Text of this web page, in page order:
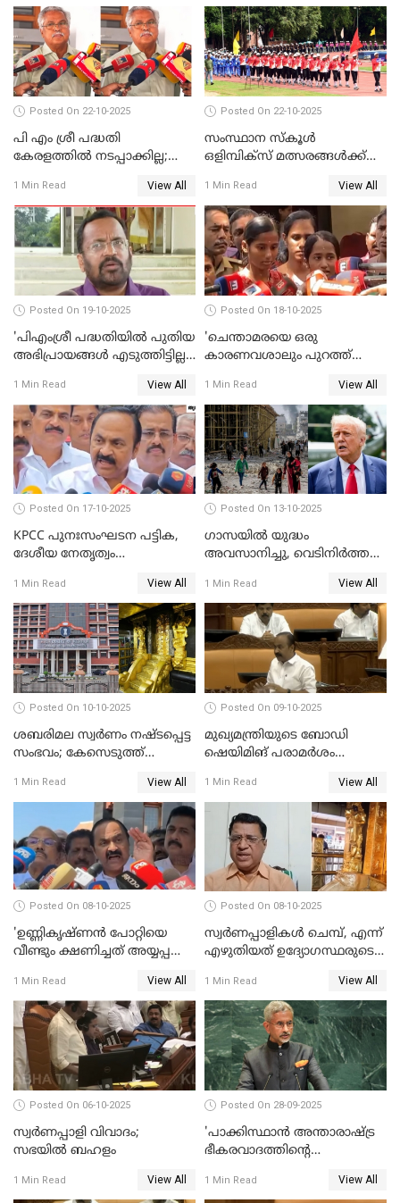
Posted On 22-10-2025
പി എം ശ്രീ പദ്ധതി
കേരളത്തില്‍ നടപ്പാക്കില്ല;
VIDEO
1 Min Read View All
Posted On 22-10-2025
സംസ്ഥാന സ്‌കൂള്‍
ഒളിമ്പിക്‌സ് മത്സരങ്ങള്‍ക്ക്
1 Min Read View All
Posted On 19-10-2025
'പിഎംശ്രീ പദ്ധതിയില്‍ പുതിയ
അഭിപ്രായങ്ങള്‍ എടുത്തിട്ടില്ല';
1 Min Read View All
Posted On 18-10-2025
'ചെന്താമരയെ ഒരു
കാരണവശാലും പുറത്ത്
തങ്ങള്‍ക്ക് ഭയമാണ്';
സജിതയുടെ പെണ്‍മക്കള്‍
WATCH VIDEO
1 Min Read View All
Posted On 17-10-2025
KPCC പുനഃസംഘടന പട്ടിക,
ദേശീയ നേതൃത്വം
ഡി സതീശന്‍ WATCH VIDEO
1 Min Read View All
Posted On 13-10-2025
ഗാസയില്‍ യുദ്ധം
അവസാനിച്ചു, വെടിനിര്‍ത്തല്‍
1 Min Read View All
Posted On 10-10-2025
ശബരിമല സ്വര്‍ണം നഷ്ടപ്പെട്ട
സംഭവം; കേസെടുത്ത്
ഉത്തരവിട്ട് ഹൈക്കോടതി
WATCH VIDEO
1 Min Read View All
Posted On 09-10-2025
മുഖ്യമന്ത്രിയുടെ ബോഡി
ഷെയിമിങ് പരാമര്‍ശം
പ്രതിപക്ഷം WATCH VIDEO
1 Min Read View All
Posted On 08-10-2025
'ഉണ്ണികൃഷ്ണന്‍ പോറ്റിയെ
വീണ്ടും ക്ഷണിച്ചത് അയ്യപ്പ
അടിച്ചുമാറ്റാനാണെന്ന്
സംശയമുണ്ട്'; വി ഡി
സതീശൻ
1 Min Read View All
Posted On 08-10-2025
സ്വർണപ്പാളികൾ ചെമ്പ്, എന്ന്
എഴുതിയത് ഉദ്യോഗസ്ഥരുടെ
ടി.കെ.രാജഗോപാല്‍
1 Min Read View All
Posted On 06-10-2025
സ്വർണപ്പാളി വിവാദം;
സഭയിൽ ബഹളം
1 Min Read View All
Posted On 28-09-2025
'പാക്കിസ്ഥാന്‍ അന്താരാഷ്ട്ര
ഭീകരവാദത്തിന്റെ
ജയശങ്കര്‍
1 Min Read View All